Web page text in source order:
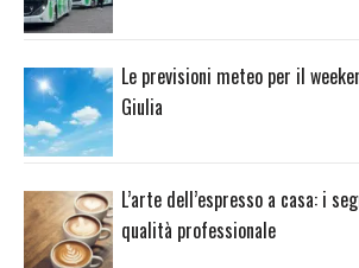
Le previsioni meteo per il
Giulia
L’arte dell’espresso a casa: i
qualità professionale